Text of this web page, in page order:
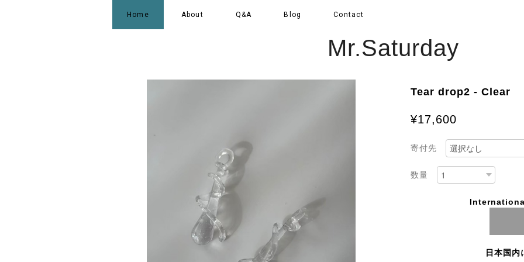
Home About Q&A Blog Contact
Mr.Saturday
Tear drop2 - Clear
¥17,600
寄付先
数量
日本国内